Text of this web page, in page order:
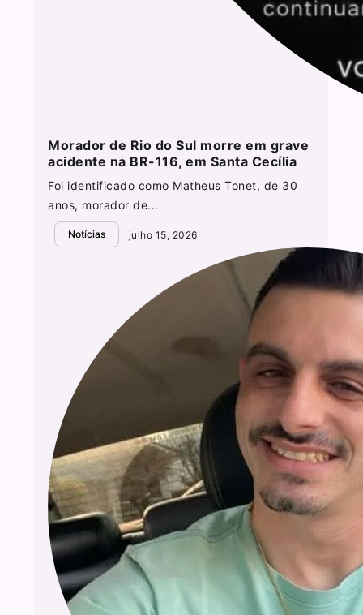
Morador de Rio do Sul morre em grave
acidente na BR-116, em Santa Cecília
Foi identificado como Matheus Tonet, de 30
anos, morador de...
Notícias julho 15, 2026